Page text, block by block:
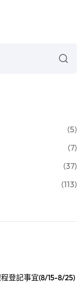
(5)
(7)
(37)
(113)
程登記事宜(8/15-8/25)